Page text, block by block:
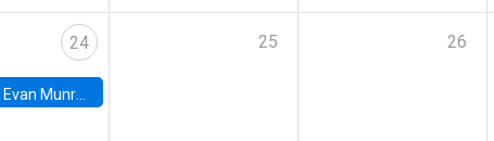
24
Evan Munro, Neyman Visiting Assistant Professor in the Department of Statistics at UC Berkeley
25 26